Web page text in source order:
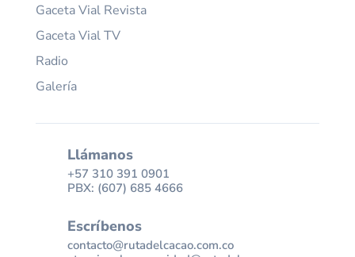
Gaceta Vial Revista
Gaceta Vial TV
Radio
Galería
Llámanos
+57 310 391 0901
PBX: (607) 685 4666
Escríbenos
contacto@rutadelcacao.com.co